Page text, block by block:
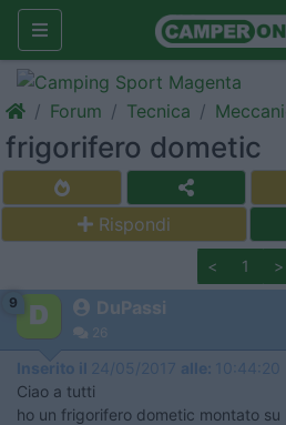
Forum Tecnica
frigorifero dometic
Rispondi
< 1 >
9 DuPassi
26
Inserito il 24/05/2017 alle: 10:44:20
Ciao a tutti
ho un frigorifero dometic montato